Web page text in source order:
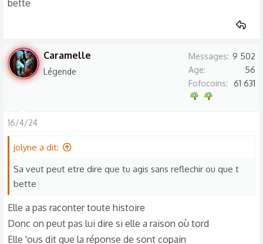
bette
Caramelle
Légende
Messages 9 502
Age
56
Fofocoins
61 631
16/4/24
jolyne a dit:
Sa veut peut etre dire que tu agis sans reflechir ou que t
bette
Elle a pas raconter toute histoire
Donc on peut pas lui dire si elle a raison où tord
Elle 'ous dit que la réponse de sont copain